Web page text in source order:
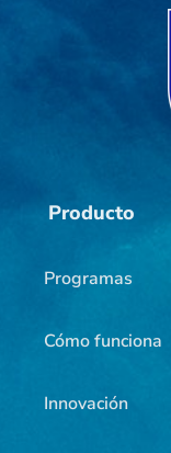
Producto
Programas
Cómo funciona
Innovación